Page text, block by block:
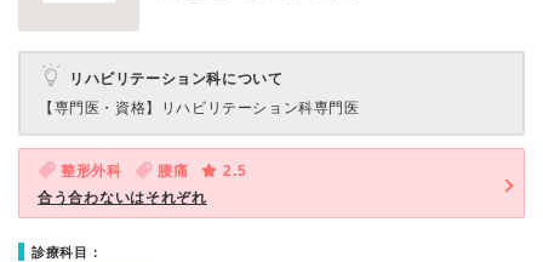
リハビリテーション科について
【専門医・資格】
リハビリテーション科専門医
整形外科 腰痛
2.5
合う合わないはそれぞれ
診療科目：